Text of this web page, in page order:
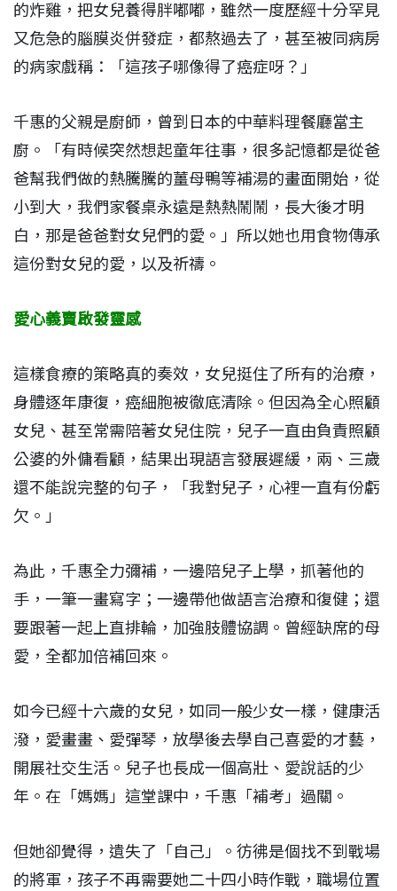
的炸雞，把女兒養得胖嘟嘟，雖然一度歷經十分罕見
又危急的腦膜炎併發症，都熬過去了，甚至被同病房
的病家戲稱：「這孩子哪像得了癌症呀？」
千惠的父親是廚師，曾到日本的中華料理餐廳當主
廚。「有時候突然想起童年往事，很多記憶都是從爸
爸幫我們做的熱騰騰的薑母鴨等補湯的畫面開始，從
小到大，我們家餐桌永遠是熱熱鬧鬧，長大後才明
白，那是爸爸對女兒們的愛。」所以她也用食物傳承
這份對女兒的愛，以及祈禱。
愛心義賣啟發靈感
這樣食療的策略真的奏效，女兒挺住了所有的治療，
身體逐年康復，癌細胞被徹底清除。但因為全心照顧
女兒、甚至常需陪著女兒住院，兒子一直由負責照顧
公婆的外傭看顧，結果出現語言發展遲緩，兩、三歲
還不能說完整的句子，「我對兒子，心裡一直有份虧
欠。」
為此，千惠全力彌補，一邊陪兒子上學，抓著他的
手，一筆一畫寫字；一邊帶他做語言治療和復健；還
要跟著一起上直排輪，加強肢體協調。曾經缺席的母
愛，全都加倍補回來。
如今已經十六歲的女兒，如同一般少女一樣，健康活
潑，愛畫畫、愛彈琴，放學後去學自己喜愛的才藝，
開展社交生活。兒子也長成一個高壯、愛說話的少
年。在「媽媽」這堂課中，千惠「補考」過關。
但她卻覺得，遺失了「自己」。彷彿是個找不到戰場
的將軍，孩子不再需要她二十四小時作戰，職場位置